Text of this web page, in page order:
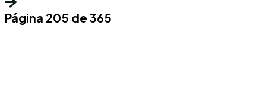
Página 205 de 365